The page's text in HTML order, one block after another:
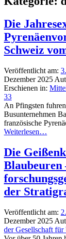
Die
Schweiz
Veröffentlicht am:
Dezember 2025
Erschienen in:
33
An Pfingsten
Busunternehmen
französische
Weiterlesen…
Die
Blaubeuren
der
Veröffentlicht am:
Dezember 2025
der Gesellschaft